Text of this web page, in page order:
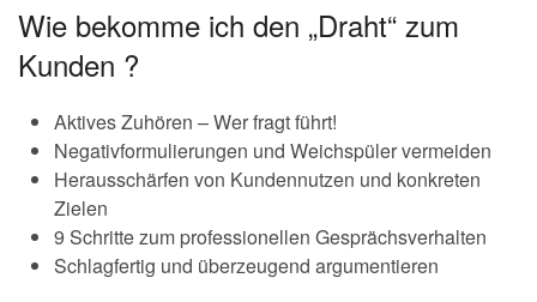
Wie bekomme ich den „Draht“ zum
Kunden ?
Aktives Zuhören – Wer fragt führt!
Negativformulierungen und Weichspüler vermeiden
Herausschärfen von Kundennutzen und konkreten
Zielen
9 Schritte zum professionellen Gesprächsverhalten
Schlagfertig und überzeugend argumentieren